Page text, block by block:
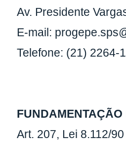
Av. Presidente
E-mail:
Telefone: (21) 2264-
Art. 207, Lei 8.112/90